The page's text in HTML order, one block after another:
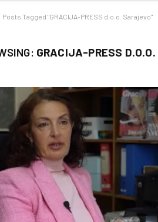
Posts Tagged "GRACIJA-PRESS d.o.o. Sarajevo"
GRACIJA-PRESS